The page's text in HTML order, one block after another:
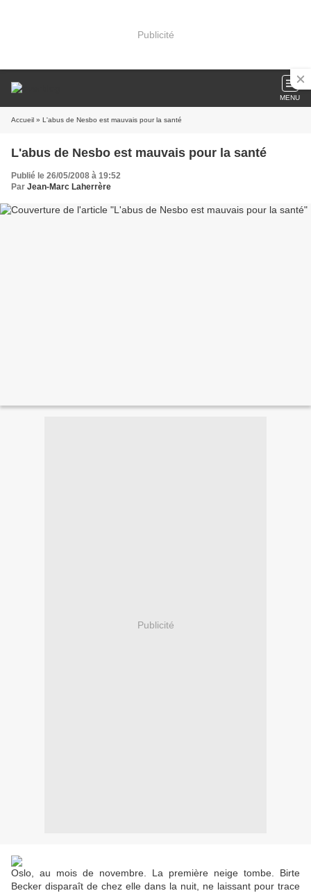
Publicité
MENU
Accueil » L'abus de Nesbo est mauvais pour la santé
L'abus de Nesbo est mauvais pour la santé
Publié le 26/05/2008 à 19:52
Par Jean-Marc Laherrère
Publicité
Oslo, au mois de novembre. La première neige tombe. Birte
Becker disparaît de chez elle dans la nuit, ne laissant pour trace